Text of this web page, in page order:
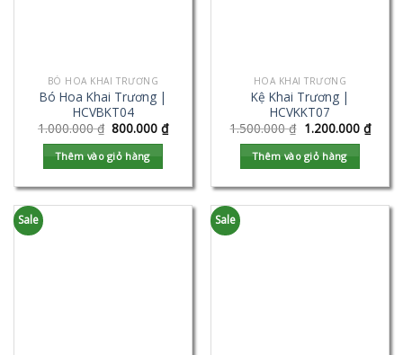
BÓ HOA KHAI TRƯƠNG
Bó Hoa Khai Trương |
HCVBKT04
1.000.000₫ 800.000₫
Thêm vào giỏ hàng
HOA KHAI TRƯƠNG
Kệ Khai Trương |
HCVKKT07
1.500.000₫ 1.200.000 ₫
Thêm vào giỏ hàng
Sale Sale